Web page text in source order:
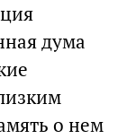
дума
о нем